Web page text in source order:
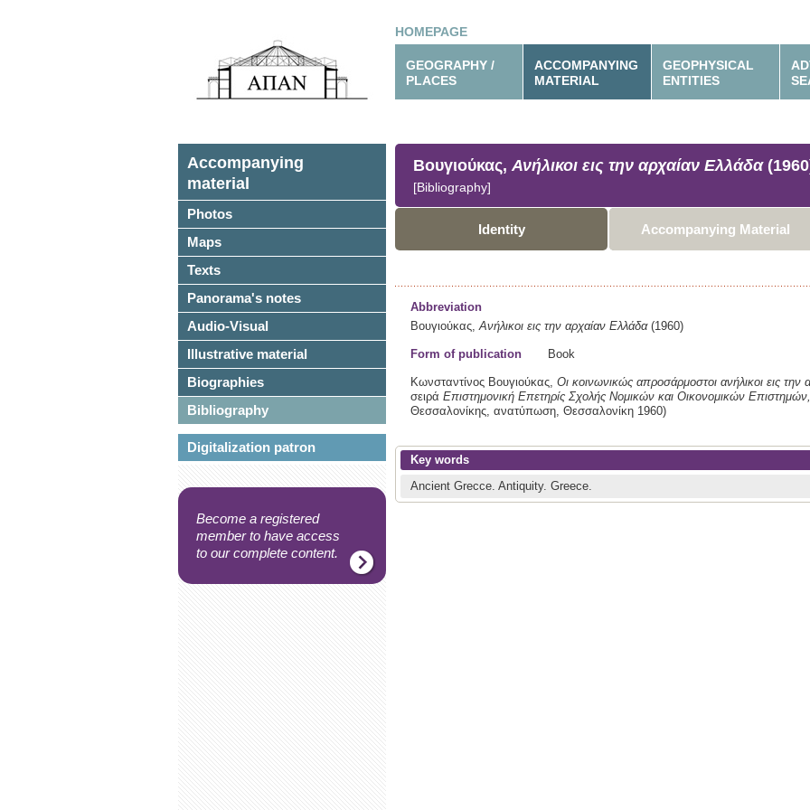
HOMEPAGE
GEOGRAPHY /
PLACES
ACCOMPANYING
MATERIAL
GEOPHYSICAL
ENTITIES
Accompanying
material
Photos
Maps
Texts
Panorama's notes
Audio-Visual
Illustrative material
Biographies
Bibliography
Digitalization patron
Become a registered
member to have access
to our complete content.
Βουγιούκας,Ανήλικοι εις την αρχαίαν Ελλάδα
[Bibliography]
Identity Accompanying Material
Abbreviation
Βουγιούκας,Ανήλικοι εις την αρχαίαν Ελλάδα(1960)
Form of publication Book
Κωνσταντίνος Βουγιούκας, Οι κοινωνικώς απροσάρμοστοι ανήλικοι εις την
σειρά Επιστημονική Επετηρίς Σχολής Νομικών και Οικονομικών Επιστημών,
Θεσσαλονίκης, ανατύπωση, Θεσσαλονίκη 1960)
Key words
Ancient Grecce. Antiquity. Greece.